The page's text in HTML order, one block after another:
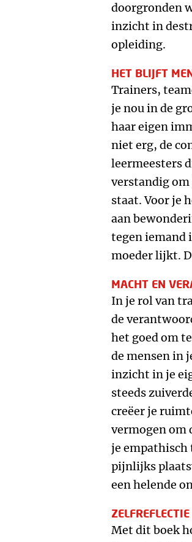
doorgronden
inzicht in
opleiding.
HET BLIJFT
Trainers,
je nou in de
haar eigen
niet erg, de
leermeesters
verstandig om
staat. Voor je
aan
tegen iemand
moeder lijkt.
MACHT EN
In je rol van
de
het goed om
de mensen in
inzicht in je
steeds
creëer je
vermogen om
je empathisch
pijnlijks
een helende
ZELFREFLECTIE
Met dit boek